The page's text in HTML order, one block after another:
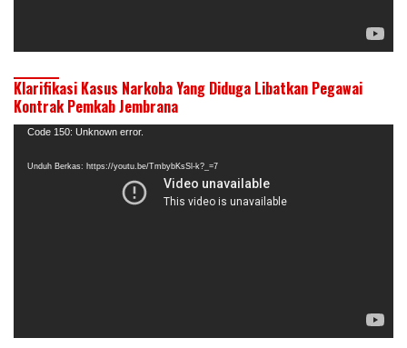
Klarifikasi Kasus Narkoba Yang Diduga Libatkan Pegawai
Kontrak Pemkab Jembrana
Pemutar
Code 150: Unknown error.
Unduh Berkas: https://youtu.be/TmbybKsSl-k?_=7